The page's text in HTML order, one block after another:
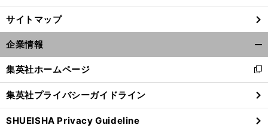
サイトマップ
企業情報
閉
る
集英社ホームページ
新
し
い
ウ
ィ
集英社プライバシーガイドライン
SHUEISHA Privacy Guideline